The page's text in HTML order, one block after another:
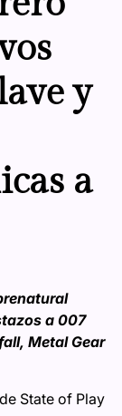
y
a
a 007
Metal Gear
State of Play